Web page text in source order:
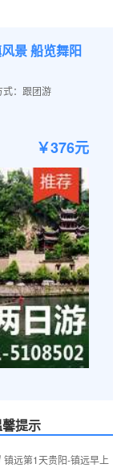
景 船览舞阳
式：跟团游
￥376元
提示
远第1天贵阳-镇远早上